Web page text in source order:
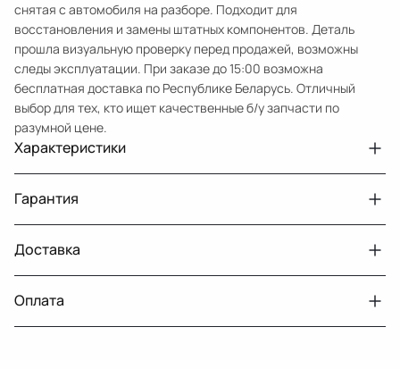
снятая с автомобиля на разборе. Подходит для
восстановления и замены штатных компонентов. Деталь
прошла визуальную проверку перед продажей, возможны
следы эксплуатации. При заказе до 15:00 возможна
бесплатная доставка по Республике Беларусь. Отличный
выбор для тех, кто ищет качественные б/у запчасти по
разумной цене.
Характеристики
Авто
MercedesBenz E W213
Год
2016 2021
Тег
Мерседес Бенс Е
Гарантия
Двигатели с навесным или без навесного
оборудования
30 дней
Датчик давления топлива, насос
14 дней
Доставка
Оплата